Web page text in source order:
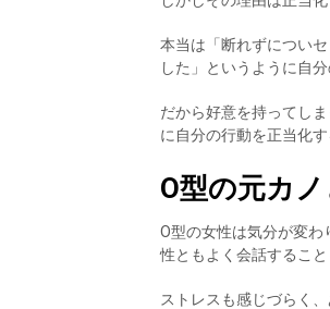
本当は「断れずについ
した」というように自
だから好意を持ってし
に自分の行動を正当化
O型の元カ
O型の女性は気分が変
性ともよく会話するこ
ストレスも感じづらく